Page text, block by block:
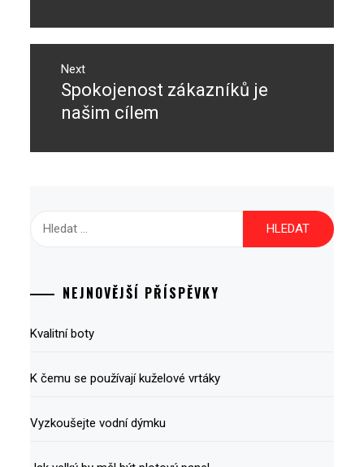
Next
Next
post:
Spokojenost zákazníků je
našim cílem
NEJNOVĚJŠÍ PŘÍSPĚVKY
Kvalitní boty
K čemu se používají kuželové vrtáky
Vyzkoušejte vodní dýmku